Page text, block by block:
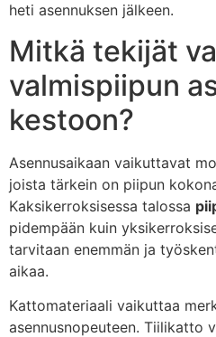
heti asennuksen jälkeen.
Mitkä tekijät
valmispiipun
kestoon?
Asennusaikaan vaikuttavat
joista tärkein on piipun
Kaksikerroksisessa talossa
pidempään kuin
tarvitaan enemmän ja
aikaa.
Kattomateriaali vaikuttaa
asennusnopeuteen. Tiilikatto